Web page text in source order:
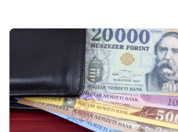
ne csússzon ki a kezünkből a